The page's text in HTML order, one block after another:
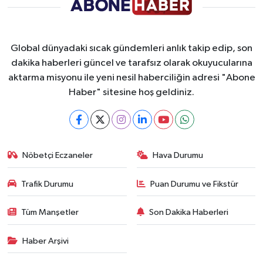
Global dünyadaki sıcak gündemleri anlık takip edip, son
dakika haberleri güncel ve tarafsız olarak okuyucularına
aktarma misyonu ile yeni nesil haberciliğin adresi "Abone
Haber" sitesine hoş geldiniz.
Nöbetçi Eczaneler Hava Durumu
Trafik Durumu Puan Durumu ve Fikstür
Tüm Manşetler Son Dakika Haberleri
Haber Arşivi